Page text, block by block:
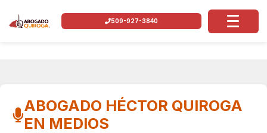
509-927-3840
ABOGADO HÉCTOR QUIROGA
EN MEDIOS